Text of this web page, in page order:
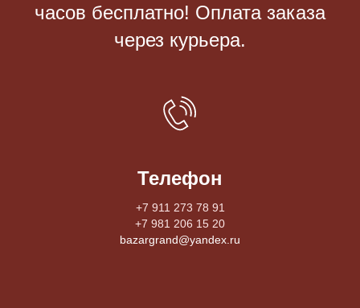
часов бесплатно! Оплата заказа
через курьера.
Телефон
+7 911 273 78 91
+7 981 206 15 20
bazargrand@yandex.ru